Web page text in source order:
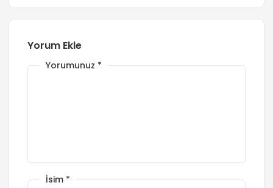
Yorum Ekle
Yorumunuz *
İsim *